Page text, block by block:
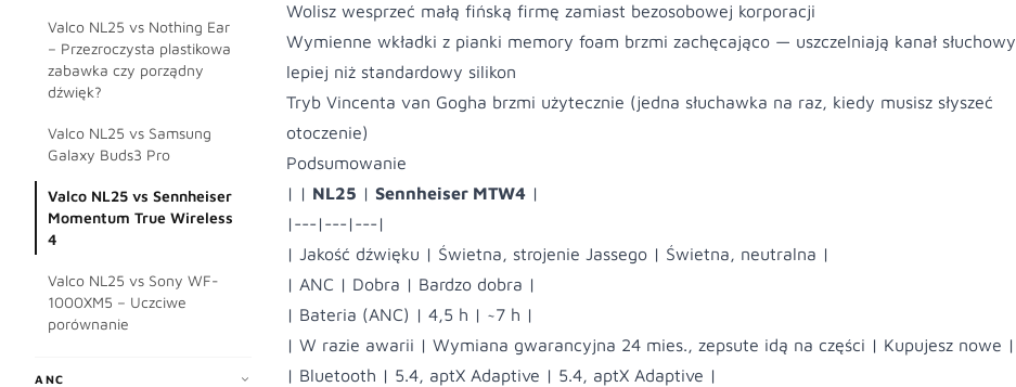
Valco NL25 vs Nothing Ear
– Przezroczysta plastikowa
zabawka czy porządny
dźwięk?
Valco NL25 vs Samsung
Galaxy Buds3 Pro
Valco NL25 vs Sennheiser
Momentum True Wireless
4
Valco NL25 vs Sony WF-
1000XM5 – Uczciwe
porównanie
ANC
Wolisz wesprzeć małą fińską firmę zamiast bezosobowej korporacji
Wymienne wkładki z pianki memory foam brzmi zachęcająco — uszczelniają kanał słuchowy
lepiej niż standardowy silikon
Tryb Vincenta van Gogha brzmi użytecznie (jedna słuchawka na raz, kiedy musisz słyszeć
otoczenie)
Podsumowanie
| | NL25 | Sennheiser MTW4 |
|---|---|---|
| Jakość dźwięku | Świetna, strojenie Jassego | Świetna, neutralna |
| ANC | Dobra | Bardzo dobra |
| Bateria (ANC) | 4,5 h | ~7 h |
| W razie awarii | Wymiana gwarancyjna 24 mies., zepsute idą na części | Kupujesz nowe |
| Bluetooth | 5.4, aptX Adaptive | 5.4, aptX Adaptive |